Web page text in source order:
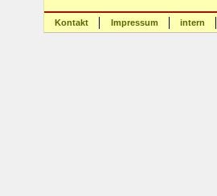
Kontakt Impressum intern